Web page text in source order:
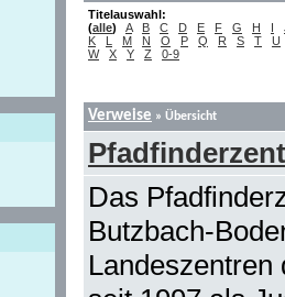
Titelauswahl:
(alle) A B C D E F G H I
K
L M N O P Q R S T
U
W
X Y Z 0-9
Verweise » Übersicht
Das
Butzbach-